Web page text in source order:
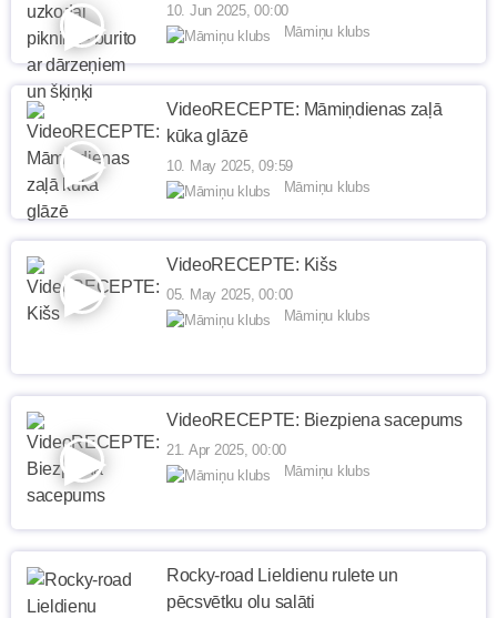
10. Jun 2025, 00:00
Māmiņu klubs
VideoRECEPTE: Māmiņdienas zaļā
kūka glāzē
10. May 2025, 09:59
Māmiņu klubs
VideoRECEPTE: Kišs
05. May 2025, 00:00
Māmiņu klubs
VideoRECEPTE: Biezpiena sacepums
21. Apr 2025, 00:00
Māmiņu klubs
Rocky-road Lieldienu rulete un
pēcsvētku olu salāti